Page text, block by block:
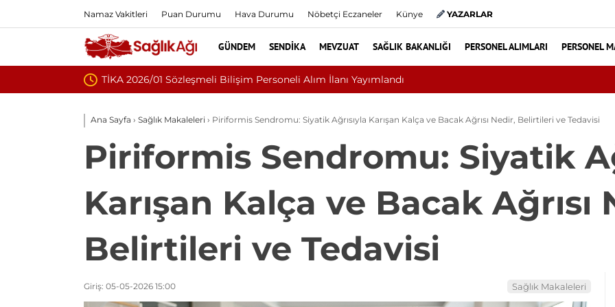
Namaz Vakitleri Puan Durumu Hava Durumu Nöbetçi Eczaneler Künye YAZARLAR
GÜNDEM SENDIKA MEVZUAT SAĞLIK BAKANLIĞI PERSONEL ALIMLARI PERSONEL
Nükleoplasti mi, Ameliyat mı? Bel ve Boyun Fıtığında Doğru Tedavi Seçimi
Ana Sayfa › Sağlık Makaleleri › Piriformis Sendromu: Siyatik Ağrısıyla Karışan Kalça ve Bacak Ağrısı Nedir, Belirtileri ve Tedavisi
Piriformis Sendromu: Siyatik
Karışan Kalça ve Bacak Ağrısı
Belirtileri ve Tedavisi
Giriş: 05-05-2026 15:00 Sağlık Makaleleri